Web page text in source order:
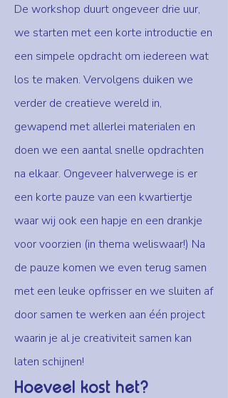
De workshop duurt ongeveer drie uur,
we starten met een korte introductie en
een simpele opdracht om iedereen wat
los te maken. Vervolgens duiken we
verder de creatieve wereld in,
gewapend met allerlei materialen en
doen we een aantal snelle opdrachten
na elkaar. Ongeveer halverwege is er
een korte pauze van een kwartiertje
waar wij ook een hapje en een drankje
voor voorzien (in thema weliswaar!) Na
de pauze komen we even terug samen
met een leuke opfrisser en we sluiten af
door samen te werken aan één project
waarin je al je creativiteit samen kan
laten schijnen!
Hoeveel kost het?